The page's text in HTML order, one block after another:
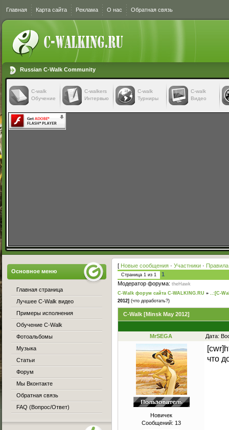
Главная Карта сайта Реклама О нас Обратная связь
Russian C-Walk Community
C-walk
Обучение
C-walkers
Интервью
С-walk
Турниры
С-walk
Видео
[ Новые сообщения · Участники ·
Страница 1 из 1
1
Модератор форума: theHawk
C-Walk форум сайта C-WALKING.RU » ..:[C-
2012] (что доработать?)
C-Walk [Minsk May 2012]
MrSEGA Дата:
Новичек
Сообщений: 13
что
Основное меню
Главная страница
Лучшее C-Walk видео
Примеры исполнения
Обучение C-Walk
Фотоальбомы
Музыка
Статьи
Форум
Мы Вконтакте
Обратная связь
FAQ (Вопрос/Ответ)